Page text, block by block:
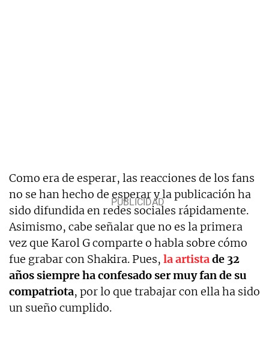
Como era de esperar, las reacciones de los fans
no se han hecho de esperar y la publicación ha
sido difundida en redes sociales rápidamente.
Asimismo, cabe señalar que no es la primera
vez que Karol G comparte o habla sobre cómo
fue grabar con Shakira. Pues, la artistade 32
años siempre ha confesado ser muy fan de su
compatriota, por lo que trabajar con ella ha sido
un sueño cumplido.